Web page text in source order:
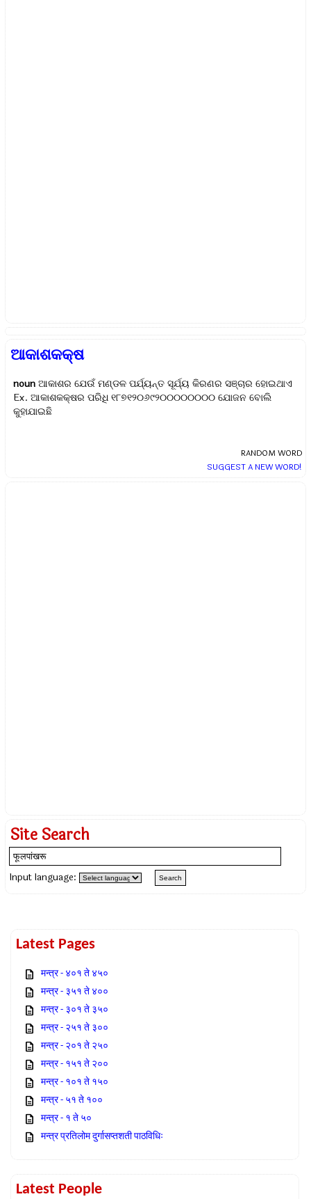
ଆକାଶକକ୍ଷ
noun ଆକାଶର ଯେଉଁ ମଣ୍ଡଳ ପର୍ଯ୍ୟନ୍ତ ସୂର୍ଯ୍ୟ କିରଣର ସଞ୍ଚାର ହୋଇଥାଏ
Ex.ଆକାଶକକ୍ଷର ପରିଧି ୧୮୭୧୨୦୬୯୨୦୦୦୦୦୦୦୦ ଯୋଜନ ବୋଲି
କୁହାଯାଇଛି
RANDOM WORD
SUGGEST A NEW WORD!
Site Search
Input language:
Latest Pages
मन्त्र - ४०१ ते ४५०
मन्त्र - ३५१ ते ४००
मन्त्र - ३०१ ते ३५०
मन्त्र - २५१ ते ३००
मन्त्र - २०१ ते २५०
मन्त्र - १५१ ते २००
मन्त्र - १०१ ते १५०
मन्त्र - ५१ ते १००
मन्त्र - १ ते ५०
मन्त्र प्रतिलोम दुर्गासप्तशती पाठविधिः
Latest People